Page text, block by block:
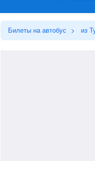
Билеты на автобус из